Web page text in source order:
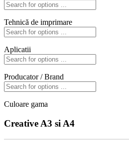
Tehnică de imprimare
Aplicatii
Producator / Brand
Culoare gama
Creative A3 si A4